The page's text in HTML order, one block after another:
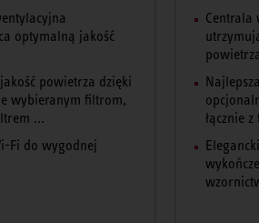
optymalną jakość
powietrza dzięki
wybieranym filtrom,
...
Fi do wygodnej
Centrala
powietrza
łącznie